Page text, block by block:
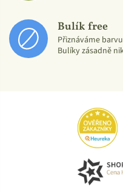
Bulík free
Přiznáváme
Bulíky zásadně